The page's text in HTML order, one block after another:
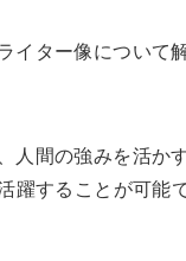
イター像について
人間の強みを活か
躍することが可能